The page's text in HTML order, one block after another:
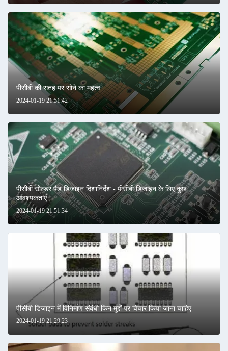
2024-01-19 21:51:42
पीसीबी की सतह पर सोने का महत्व
2024-01-19 21:51:34
पीसीबी सोल्डर पैड डिजाइन दिशानिर्देश - पीसीबी डिजाइन के लिए कुछ
आवश्यकताएं
2024-01-19 21:29:23
पीसीबी डिजाइन में विनिर्माण संबंधी किन मुद्दों पर विचार किया जाना चाहिए